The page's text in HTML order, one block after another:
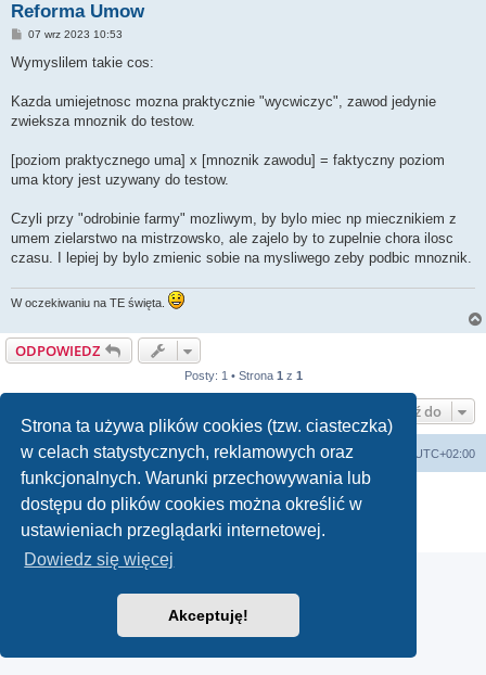
Strona ta używa plików cookies (tzw. ciasteczka)
w celach statystycznych, reklamowych oraz
funkcjonalnych. Warunki przechowywania lub
dostępu do plików cookies można określić w
ustawieniach przeglądarki internetowej.
Dowiedz się więcej
Akceptuję!
Reforma Umow
P
s
t
07 wrz 2023 10:53
Wymyslilem takie cos:
Kazda umiejetnosc mozna praktycznie "wycwiczyc", zawod jedynie
zwieksza mnoznik do testow.
[poziom praktycznego uma] x [mnoznik zawodu] = faktyczny poziom
uma ktory jest uzywany do testow.
Czyli przy "odrobinie farmy" mozliwym, by bylo miec np miecznikiem z
umem zielarstwo na mistrzowsko, ale zajelo by to zupelnie chora ilosc
czasu. I lepiej by bylo zmienic sobie na mysliwego zeby podbic mnoznik.
W oczekiwaniu na TE święta.
ODPOWIEDZ
Posty: 1 • Strona 1 z 1
Przejdź do
arkadia.rpg.pl Forum Strefa czasowa UTC+02:00
Polski pakiet językowy dostarczaphpBB.pl
Zasady ochrony danych osobowych|Regulamin